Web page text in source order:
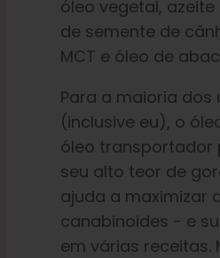
óleo vegetal, azeite
de semente de
MCT e óleo de
Para a maioria dos
(inclusive eu), o
óleo transportador
seu alto teor de
ajuda a maximizar
canabinoides - e
em várias receitas.